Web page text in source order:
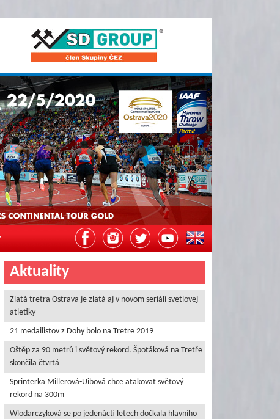
Aktuality
Zlatá tretra Ostrava je zlatá aj v novom seriáli svetlovej
atletiky
21 medailistov z Dohy bolo na Tretre 2019
Oštěp za 90 metrů i světový rekord. Špotáková na Tretře
skončila čtvrtá
Sprinterka Millerová-Uibová chce atakovat světový
rekord na 300m
Wlodarczyková se po jedenácti letech dočkala hlavního